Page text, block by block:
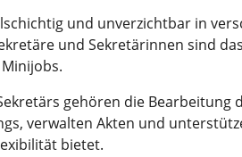
und unverzichtbar in
und Sekretärinnen sind
gehören die
verwalten Akten und
bietet.